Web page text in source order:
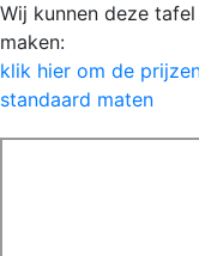
Wij kunnen deze
maken:
klik hier om de
standaard maten